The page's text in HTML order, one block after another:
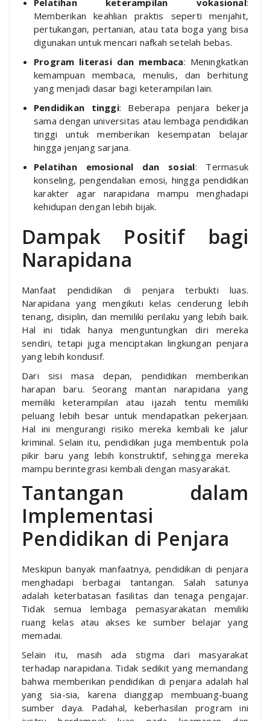
Memberikan keahlian praktis seperti menjahit,
pertukangan, pertanian, atau tata boga yang bisa
digunakan untuk mencari nafkah setelah bebas.
Program literasi dan membaca: Meningkatkan
kemampuan membaca, menulis, dan berhitung
yang menjadi dasar bagi keterampilan lain.
Pendidikan tinggi: Beberapa penjara bekerja
sama dengan universitas atau lembaga pendidikan
tinggi untuk memberikan kesempatan belajar
hingga jenjang sarjana.
Pelatihan emosional dan sosial: Termasuk
konseling, pengendalian emosi, hingga pendidikan
karakter agar narapidana mampu menghadapi
kehidupan dengan lebih bijak.
Dampak Positif bagi
Narapidana
Manfaat pendidikan di penjara terbukti luas.
Narapidana yang mengikuti kelas cenderung lebih
tenang, disiplin, dan memiliki perilaku yang lebih baik.
Hal ini tidak hanya menguntungkan diri mereka
sendiri, tetapi juga menciptakan lingkungan penjara
yang lebih kondusif.
Dari sisi masa depan, pendidikan memberikan
harapan baru. Seorang mantan narapidana yang
memiliki keterampilan atau ijazah tentu memiliki
peluang lebih besar untuk mendapatkan pekerjaan.
Hal ini mengurangi risiko mereka kembali ke jalur
kriminal. Selain itu, pendidikan juga membentuk pola
pikir baru yang lebih konstruktif, sehingga mereka
mampu berintegrasi kembali dengan masyarakat.
Tantangan dalam
Implementasi
Pendidikan di Penjara
Meskipun banyak manfaatnya, pendidikan di penjara
menghadapi berbagai tantangan. Salah satunya
adalah keterbatasan fasilitas dan tenaga pengajar.
Tidak semua lembaga pemasyarakatan memiliki
ruang kelas atau akses ke sumber belajar yang
memadai.
Selain itu, masih ada stigma dari masyarakat
terhadap narapidana. Tidak sedikit yang memandang
bahwa memberikan pendidikan di penjara adalah hal
yang sia-sia, karena dianggap membuang-buang
sumber daya. Padahal, keberhasilan program ini